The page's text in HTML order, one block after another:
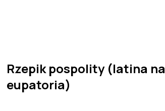
Rzepik pospolity (latina
eupatoria)